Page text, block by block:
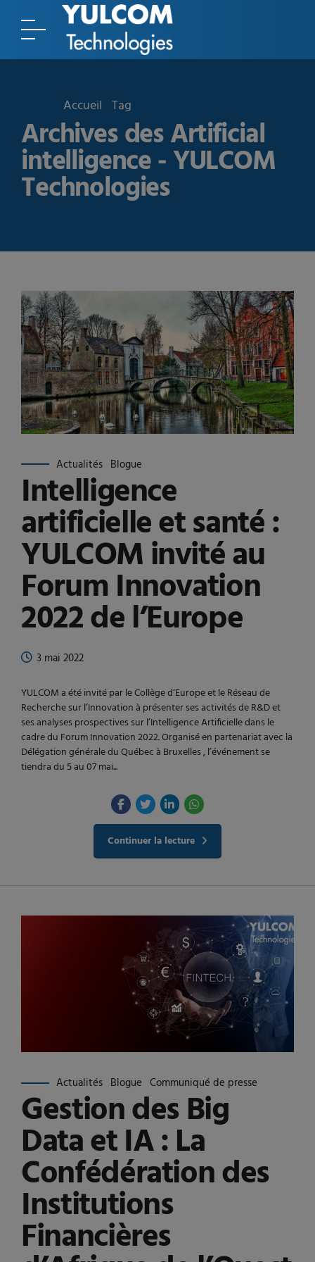
Accueil Tag
Archives des Artificial
intelligence - YULCOM
Technologies
Actualités Blogue
Intelligence
artificielle et santé :
YULCOM invité au
Forum Innovation
2022 de l’Europe
3 mai 2022
YULCOM a été invité par le Collège d’Europe et le Réseau de
Recherche sur l’Innovation à présenter ses activités de R&D et
ses analyses prospectives sur l’Intelligence Artificielle dans le
cadre du Forum Innovation 2022. Organisé en partenariat avec la
Délégation générale du Québec à Bruxelles , l’événement se
tiendra du 5 au 07 mai...
Continuer la lecture
Actualités Blogue Communiqué de presse
Gestion des Big
Data et IA : La
Confédération des
Institutions
Financières